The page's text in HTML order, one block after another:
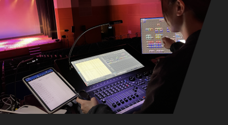
2024.05.07 お知らせ
2024年5月13日 社外研修に伴う 臨時休業のお知らせ
2024.03.14 お知らせ
健康経営優良法人2024（中小規模法人部門）に認定さ
れました